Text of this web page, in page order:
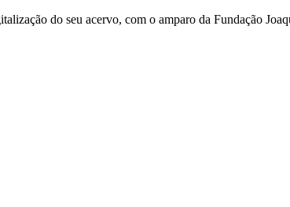
do seu acervo, com o amparo da Fundação